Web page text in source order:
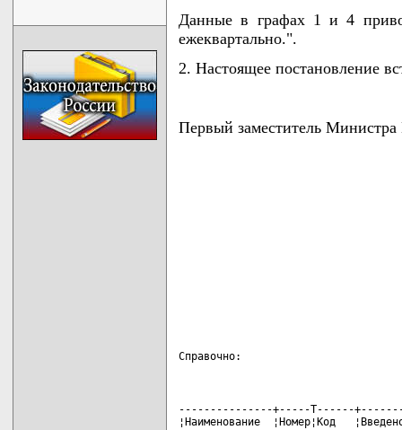
Данные в графах 1 и 4
ежеквартально.".
2. Настоящее постановление
Первый заместитель
Справочно:
---------------+-----T------
¦Наименование  ¦Номер¦Код